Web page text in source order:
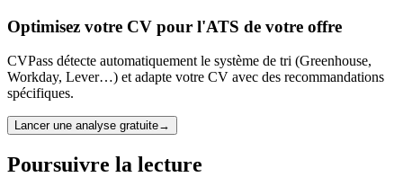
Optimisez votre CV pour l'ATS de votre offre
CVPass détecte automatiquement le système de tri (Greenhouse,
Workday, Lever…) et adapte votre CV avec des recommandations
spécifiques.
Lancer une analyse gratuite→
Poursuivre la lecture